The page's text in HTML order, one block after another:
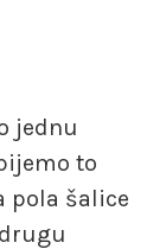
jednu
to
pola šalice